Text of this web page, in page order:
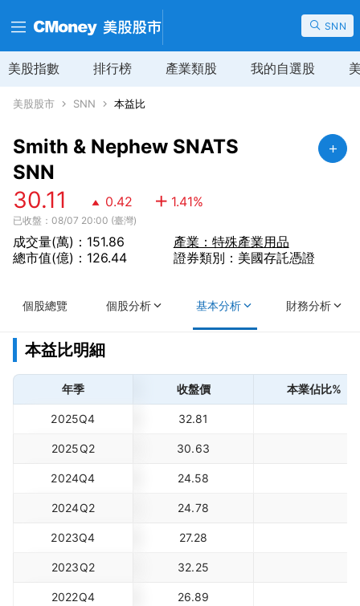
SNN
美股指數 排行榜 產業類股 我的自選股
美股股市 SNN 本益比
Smith & Nephew SNATS
SNN
30.11 0.42 1.41%
已收盤：08/07 20:00 (臺灣)
成交量(萬)：151.86
總市值(億)：126.44
產業：特殊產業用品
證券類別：美國存託憑證
個股總覽 個股分析 基本分析 財務分析
本益比明細
年季 收盤價 本業佔比%
2025Q4 32.81
2025Q2 30.63
2024Q4 24.58
2024Q2 24.78
2023Q4 27.28
2023Q2 32.25
2022Q4 26.89